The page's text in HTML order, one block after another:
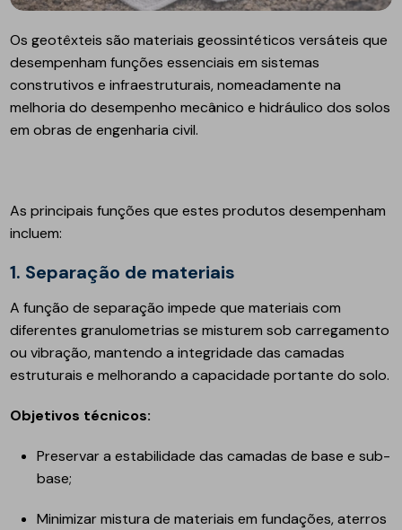
Os geotêxteis são materiais geossintéticos versáteis que
desempenham funções essenciais em sistemas
construtivos e infraestruturais, nomeadamente na
melhoria do desempenho mecânico e hidráulico dos solos
em obras de engenharia civil.
As principais funções que estes produtos desempenham
incluem:
1. Separação de materiais
A função de separação impede que materiais com
diferentes granulometrias se misturem sob carregamento
ou vibração, mantendo a integridade das camadas
estruturais e melhorando a capacidade portante do solo.
Objetivos técnicos:
Preservar a estabilidade das camadas de base e sub-
base;
Minimizar mistura de materiais em fundações, aterros